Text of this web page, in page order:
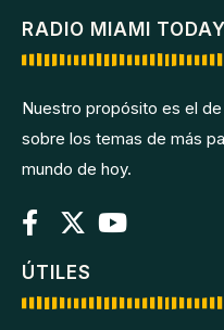
RADIO MIAMI TODAY
Nuestro propósito es el
sobre los temas de más
mundo de hoy.
ÚTILES